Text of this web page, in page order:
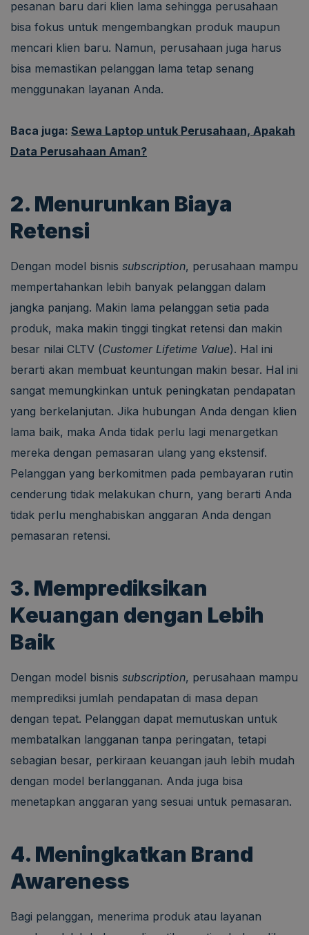
pesanan baru dari klien lama sehingga perusahaan
bisa fokus untuk mengembangkan produk maupun
mencari klien baru. Namun, perusahaan juga harus
bisa memastikan pelanggan lama tetap senang
menggunakan layanan Anda.
Baca juga: Sewa Laptop untuk Perusahaan, Apakah
Data Perusahaan Aman?
2. Menurunkan Biaya
Retensi
Dengan model bisnis subscription, perusahaan mampu
mempertahankan lebih banyak pelanggan dalam
jangka panjang. Makin lama pelanggan setia pada
produk, maka makin tinggi tingkat retensi dan makin
besar nilai CLTV (Customer Lifetime Value). Hal ini
berarti akan membuat keuntungan makin besar. Hal ini
sangat memungkinkan untuk peningkatan pendapatan
yang berkelanjutan. Jika hubungan Anda dengan klien
lama baik, maka Anda tidak perlu lagi menargetkan
mereka dengan pemasaran ulang yang ekstensif.
Pelanggan yang berkomitmen pada pembayaran rutin
cenderung tidak melakukan churn, yang berarti Anda
tidak perlu menghabiskan anggaran Anda dengan
pemasaran retensi.
3. Memprediksikan
Keuangan dengan Lebih
Baik
Dengan model bisnis subscription, perusahaan mampu
memprediksi jumlah pendapatan di masa depan
dengan tepat. Pelanggan dapat memutuskan untuk
membatalkan langganan tanpa peringatan, tetapi
sebagian besar, perkiraan keuangan jauh lebih mudah
dengan model berlangganan. Anda juga bisa
menetapkan anggaran yang sesuai untuk pemasaran.
4. Meningkatkan Brand
Awareness
Bagi pelanggan, menerima produk atau layanan